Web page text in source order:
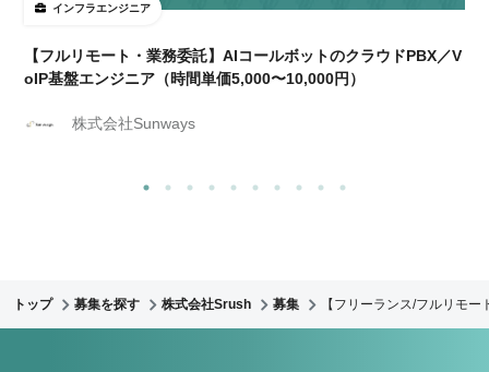
インフラエンジニア
【フルリモート・業務委託】AIコールボットのクラウドPBX／V
oIP基盤エンジニア（時間単価5,000〜10,000円）
株式会社Sunways
トップ 募集を探す 株式会社Srush 募集 【フリーランス/フルリモ